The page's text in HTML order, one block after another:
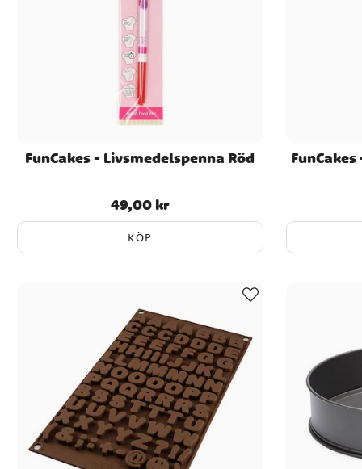
FunCakes - Livsmedelspenna Röd
Pris:49,00 kr
49,00 kr
KÖP